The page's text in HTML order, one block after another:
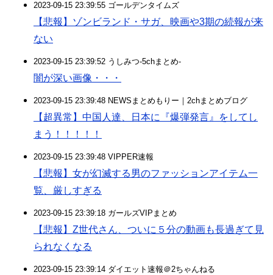
2023-09-15 23:39:55 ゴールデンタイムズ
【悲報】ゾンビランド・サガ、映画や3期の続報が来
ない
2023-09-15 23:39:52 うしみつ-5chまとめ-
闇が深い画像・・・
2023-09-15 23:39:48 NEWSまとめもりー｜2chまとめブログ
【超異常】中国人達、日本に『爆弾発言』をしてし
まう！！！！！
2023-09-15 23:39:48 VIPPER速報
【悲報】女が幻滅する男のファッションアイテム一
覧、厳しすぎる
2023-09-15 23:39:18 ガールズVIPまとめ
【悲報】Z世代さん、ついに５分の動画も長過ぎて見
られなくなる
2023-09-15 23:39:14 ダイエット速報＠2ちゃんねる